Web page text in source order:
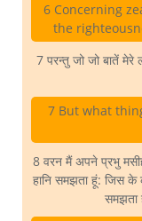
6 Concerning
the
7 परन्तु जो जो बातें मेरे
7 But what
8 वरन मैं अपने प्रभु
हानि समझता हूं: जिस
समझता